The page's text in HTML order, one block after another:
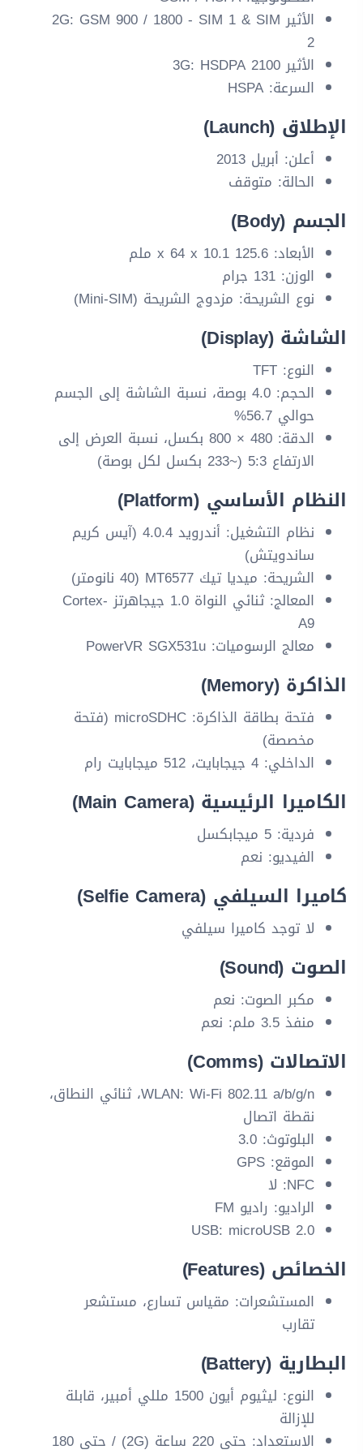
الأثير 2G: GSM 900 / 1800 - SIM 1 & SIM
2
الأثير 3G: HSDPA 2100
السرعة: HSPA
الإطلاق (Launch)
أعلن: أبريل 2013
الحالة: متوقف
الجسم (Body)
الأبعاد: 125.6 x 64 x 10.1 ملم
الوزن: 131 جرام
نوع الشريحة: مزدوج الشريحة (Mini-SIM)
الشاشة (Display)
النوع: TFT
الحجم: 4.0 بوصة، نسبة الشاشة إلى الجسم
حوالي 56.7%
الدقة: 480 × 800 بكسل، نسبة العرض إلى
الارتفاع 5:3 (~233 بكسل لكل بوصة)
النظام الأساسي (Platform)
نظام التشغيل: أندرويد 4.0.4 (آيس كريم
ساندويتش)
الشريحة: ميديا تيك MT6577 (40 نانومتر)
المعالج: ثنائي النواة 1.0 جيجاهرتز Cortex-
A9
معالج الرسوميات: PowerVR SGX531u
الذاكرة (Memory)
فتحة بطاقة الذاكرة: microSDHC (فتحة
مخصصة)
الداخلي: 4 جيجابايت، 512 ميجابايت رام
الكاميرا الرئيسية (Main Camera)
فردية: 5 ميجابكسل
الفيديو: نعم
كاميرا السيلفي (Selfie Camera)
لا توجد كاميرا سيلفي
الصوت (Sound)
مكبر الصوت: نعم
منفذ 3.5 ملم: نعم
الاتصالات (Comms)
WLAN: Wi-Fi 802.11 a/b/g/n، ثنائي النطاق،
نقطة اتصال
البلوتوث: 3.0
الموقع: GPS
NFC: لا
الراديو: راديو FM
USB: microUSB 2.0
الخصائص (Features)
المستشعرات: مقياس تسارع، مستشعر
تقارب
البطارية (Battery)
النوع: ليثيوم أيون 1500 مللي أمبير، قابلة
للإزالة
الاستعداد: حتى 220 ساعة (2G) / حتى 180